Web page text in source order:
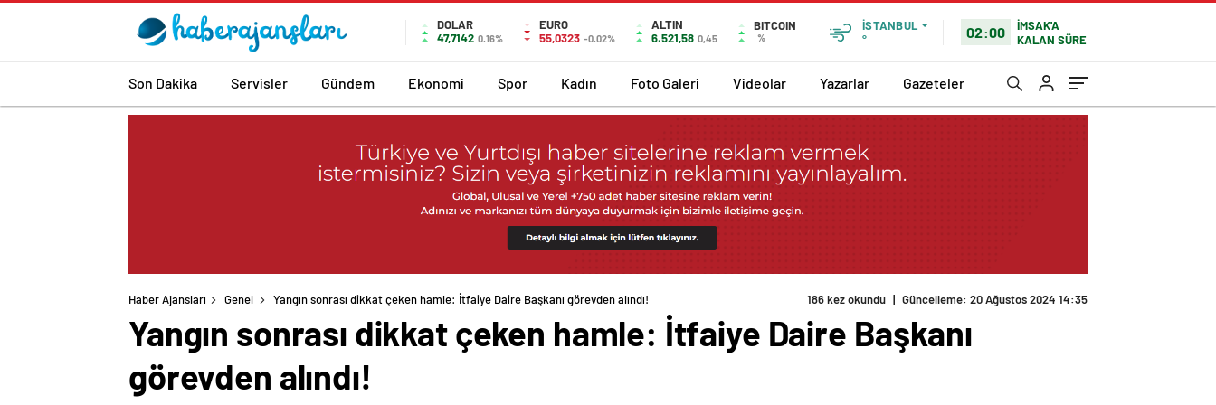
DOLAR
47,7142 0.16%
EURO
55,0323 -0.02%
ALTIN
6.521,58 0,45
BITCOIN
%
İSTANBUL
°
02:00
İMSAK'A
KALAN SÜRE
Son Dakika Servisler Gündem Ekonomi Spor Kadın Foto Galeri Videolar Yazarlar Gazeteler
Haber Ajansları Genel Yangın sonrası dikkat çeken hamle: İtfaiye Daire Başkanı görevden alındı!
Yangın sonrası dikkat çeken hamle: İtfaiye Daire Başkanı
görevden alındı!